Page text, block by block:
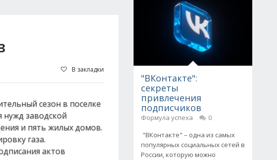
В закладки
сезон в поселке
нужд заводской
и пять жилых домов.
газа.
актов
"ВКонтакте":
секреты
привлечения
подписчиков
Формула успеха
0
"ВКонтакте" – одна из самых
популярных социальных сетей в
России, которую можно